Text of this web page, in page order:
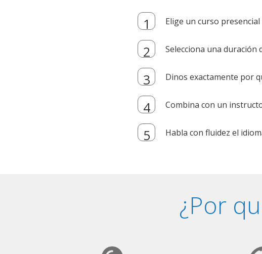
Elige un curso
Selecciona una duración
Dinos exactamente por
Combina con un
Habla con fluidez el
¿Por